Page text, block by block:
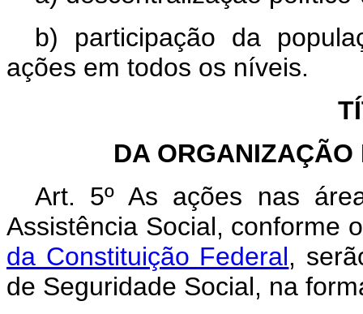
b) participação da
ações em todos os níveis.
DA
Art. 5º As ações nas
Assistência Social, conforme
da Constituição Federal,
de Seguridade Social, na